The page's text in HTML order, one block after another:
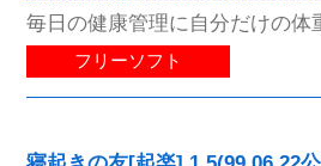
毎日の健康管理に自分だけの体
フリーソフト